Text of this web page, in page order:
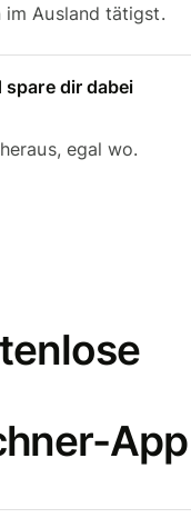
im Ausland tätigst.
spare dir dabei
egal wo.
App